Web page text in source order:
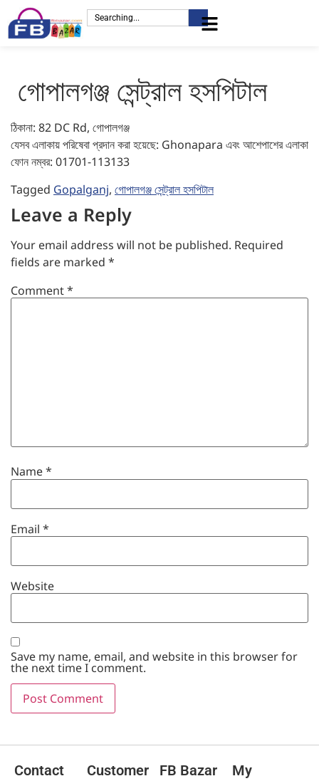
গোপালগঞ্জ সেন্ট্রাল হসপিটাল
ঠিকানা: 82 DC Rd, গোপালগঞ্জ
যেসব এলাকায় পরিষেবা প্রদান করা হয়েছে: Ghonapara এবং আশেপাশের এলাকা
ফোন নম্বর: 01701-113133
Tagged Gopalganj, গোপালগঞ্জ সেন্ট্রাল হসপিটাল
Leave a Reply
Your email address will not be published. Required
fields are marked *
Comment*
Name*
Email *
Website
Save my name, email, and website in this browser for
the next time I comment.
Contact
Customer
FB Bazar
My